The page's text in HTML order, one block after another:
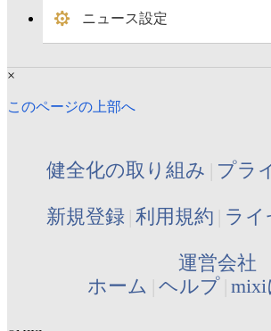
ニュース設定
×
このページの上部へ
健全化の取り組み プラ
新規登録 利用規約 ライ
運営会社
ホーム ヘルプ mixi